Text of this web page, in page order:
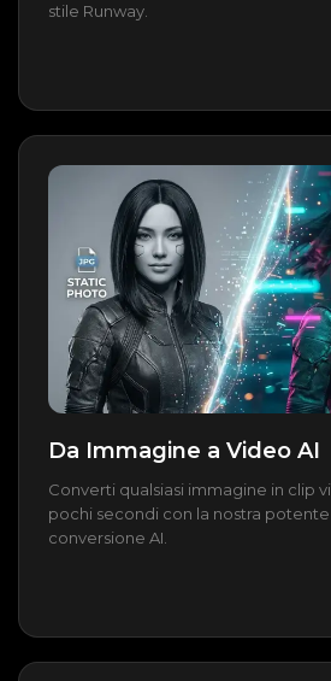
stile Runway.
Da Immagine a Video AI
Converti qualsiasi immagine in clip
pochi secondi con la nostra
conversione AI.